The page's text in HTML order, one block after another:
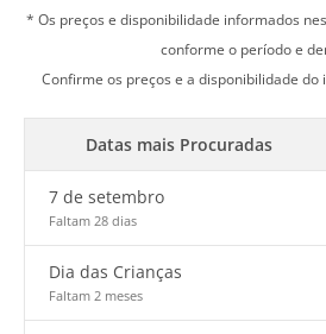
* Os preços e disponibilidade informados
conforme o período e
Confirme os preços e a disponibilidade do
Datas mais Procuradas
7 de setembro
Faltam 28 dias
Dia das Crianças
Faltam 2 meses